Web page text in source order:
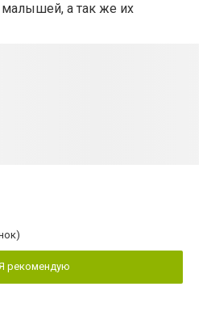
а так же их
рекомендую